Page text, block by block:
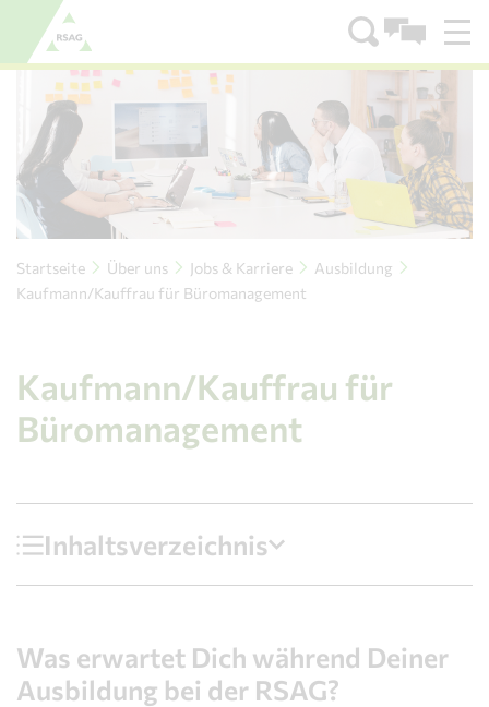
Zum Menü
Zum Inhalt
Startseite Über uns Jobs & Karriere
Ausbildung
Kaufmann/Kauffrau für Büromanagement
Kaufmann/Kauffrau für
Büromanagement
Inhaltsverzeichnis
Was erwartet Dich während Deiner
Ausbildung bei der RSAG?